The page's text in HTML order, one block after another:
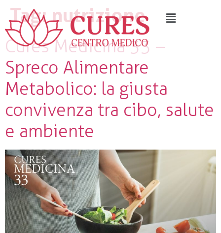
Tag:nutrizione
Cures Medicina 33 –
Spreco Alimentare
Metabolico: la giusta
convivenza tra cibo, salute
e ambiente